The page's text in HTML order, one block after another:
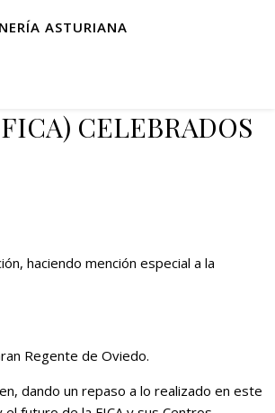
ASTURIANA
CELEBRADOS
haciendo mención especial a la
Regente de Oviedo.
dando un repaso a lo realizado en este